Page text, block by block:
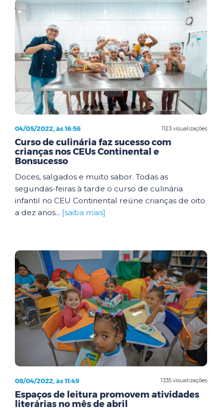
1123 visualizações
04/05/2022, às 16:56
Curso de culinária faz sucesso com
crianças nos CEUs Continental e
Bonsucesso
Doces, salgados e muito sabor. Todas as
segundas-feiras à tarde o curso de culinária
infantil no CEU Continental reúne crianças de oito
a dez anos... [saiba mais]
1335 visualizações
08/04/2022, às 11:49
Espaços de leitura promovem atividades
literárias no mês de abril